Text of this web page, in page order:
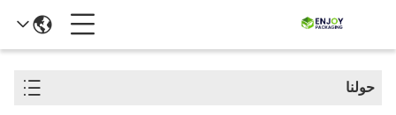
حولنا